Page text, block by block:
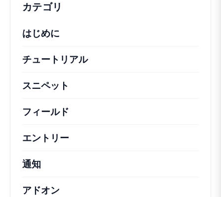
カテゴリ
はじめに
チュートリアル役立つハウツー記事やその他
スニペット
フィールド
エントリー
通知
アドオン